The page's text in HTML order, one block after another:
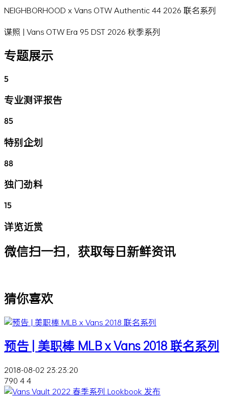
NEIGHBORHOOD x Vans OTW Authentic 44 2026 联名系列
谍照 | Vans OTW Era 95 DST 2026 秋季系列
专题展示
5
专业测评报告
85
特别企划
88
独门劲料
15
详览近赏
微信扫一扫，获取每日新鲜资讯
猜你喜欢
预告 | 美职棒 MLB x Vans 2018 联名系列
2018-08-02 23:23:20
790 44